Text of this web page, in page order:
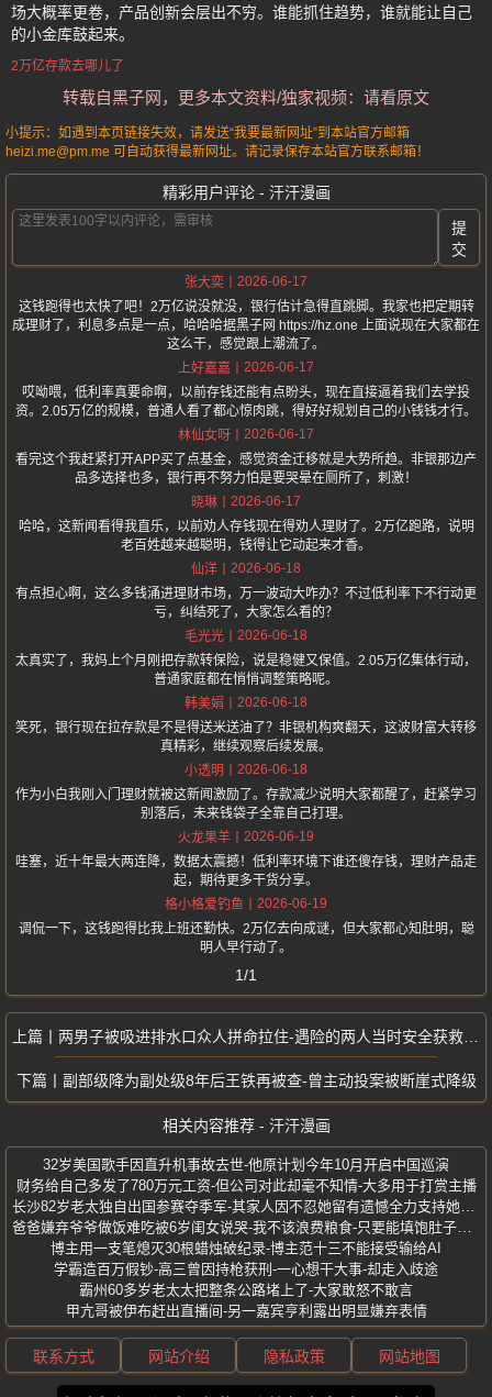
场大概率更卷，产品创新会层出不穷。谁能抓住趋势，谁就能让自己
的小金库鼓起来。
2万亿存款去哪儿了
转载自黑子网，更多本文资料/独家视频：请看原文
小提示：如遇到本页链接失效，请发送“我要最新网址”到本站官方邮箱
heizi.me@pm.me 可自动获得最新网址。请记录保存本站官方联系邮箱！
精彩用户评论 - 汗汗漫画
提
交
张大奕
2026-06-17
这钱跑得也太快了吧！2万亿说没就没，银行估计急得直跳脚。我家也把定期转
成理财了，利息多点是一点，哈哈哈据黑子网 https://hz.one 上面说现在大家都在
这么干，感觉跟上潮流了。
上好嘉嘉
2026-06-17
哎呦喂，低利率真要命啊，以前存钱还能有点盼头，现在直接逼着我们去学投
资。2.05万亿的规模，普通人看了都心惊肉跳，得好好规划自己的小钱钱才行。
林仙女呀
2026-06-17
看完这个我赶紧打开APP买了点基金，感觉资金迁移就是大势所趋。非银那边产
品多选择也多，银行再不努力怕是要哭晕在厕所了，刺激！
晓琳
2026-06-17
哈哈，这新闻看得我直乐，以前劝人存钱现在得劝人理财了。2万亿跑路，说明
老百姓越来越聪明，钱得让它动起来才香。
仙洋
2026-06-18
有点担心啊，这么多钱涌进理财市场，万一波动大咋办？不过低利率下不行动更
亏，纠结死了，大家怎么看的？
毛光光
2026-06-18
太真实了，我妈上个月刚把存款转保险，说是稳健又保值。2.05万亿集体行动，
普通家庭都在悄悄调整策略呢。
韩美娟
2026-06-18
笑死，银行现在拉存款是不是得送米送油了？非银机构爽翻天，这波财富大转移
真精彩，继续观察后续发展。
小透明
2026-06-18
作为小白我刚入门理财就被这新闻激励了。存款减少说明大家都醒了，赶紧学习
别落后，未来钱袋子全靠自己打理。
火龙果羊
2026-06-19
哇塞，近十年最大两连降，数据太震撼！低利率环境下谁还傻存钱，理财产品走
起，期待更多干货分享。
格小格爱钓鱼
2026-06-19
调侃一下，这钱跑得比我上班还勤快。2万亿去向成谜，但大家都心知肚明，聪
明人早行动了。
1/1
两男子被吸进排水口众人拼命拉住-遇险的两人当时安全获救身体无碍
副部级降为副处级8年后王铁再被查-曾主动投案被断崖式降级
相关内容推荐 - 汗汗漫画
32岁美国歌手因直升机事故去世-他原计划今年10月开启中国巡演
财务给自己多发了780万元工资-但公司对此却毫不知情-大多用于打赏主播
博主用一支笔熄灭30根蜡烛破纪录-博主范十三不能接受输给AI
学霸造百万假钞-高三曾因持枪获刑-一心想干大事-却走入歧途
霸州60多岁老太太把整条公路堵上了-大家敢怒不敢言
甲亢哥被伊布赶出直播间-另一嘉宾亨利露出明显嫌弃表情
联系方式 网站介绍 隐私政策 网站地图